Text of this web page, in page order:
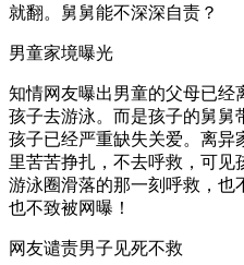
就翻。舅舅能不深深自责？
男童家境曝光
知情网友曝出男童的父母已经
孩子去游泳。而是孩子的舅舅
孩子已经严重缺失关爱。离异
里苦苦挣扎，不去呼救，可见
游泳圈滑落的那一刻呼救，也
也不致被网曝！
网友谴责男子见死不救